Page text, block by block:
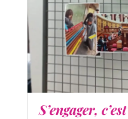
S’engager,